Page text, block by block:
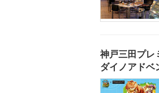
神戸三田プレ
ダイノアドベ